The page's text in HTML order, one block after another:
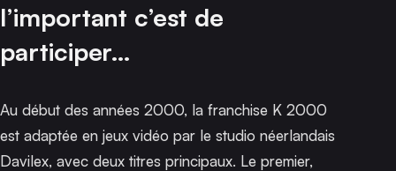
l’important c’est de
participer…
Au début des années 2000, la franchise K 2000
est adaptée en jeux vidéo par le studio néerlandais
Davilex, avec deux titres principaux. Le premier,